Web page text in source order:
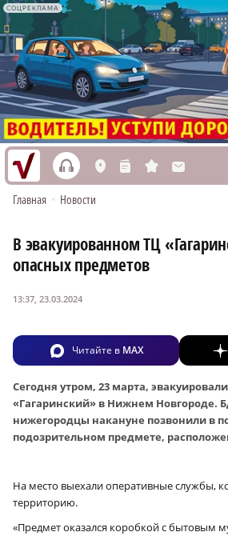
СОЦРЕКЛАМА
h L n s M
Главная • Новости
В эвакуированном ТЦ
опасных предметов
13:37, 23.03.2024
Читайте в MAX
Сегодня утром, 23 марта,
«Гагаринский» в Нижнем Новгороде.
нижегородцы накануне позвонили в
подозрительном предмете,
На место выехали оперативные службы,
территорию.
«Предмет оказался коробкой с бытовым